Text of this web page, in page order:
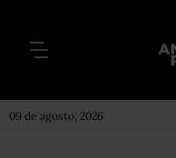
09 de agosto, 2026